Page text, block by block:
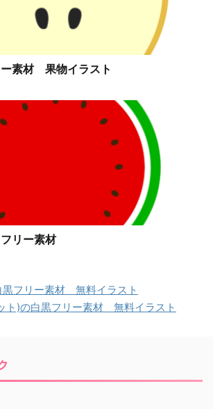
素材 果物イラスト
リー素材
黒フリー素材 無料イラスト
ト)の白黒フリー素材 無料イラスト